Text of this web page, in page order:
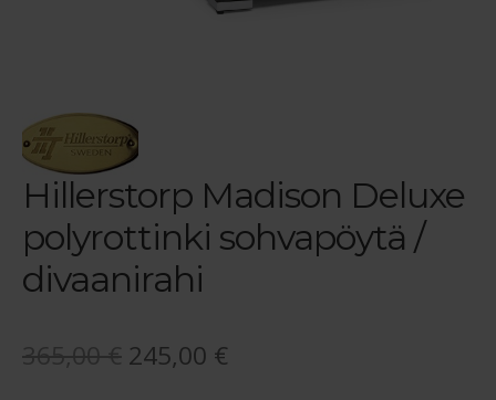
Hillerstorp Madison Deluxe
polyrottinki sohvapöytä /
divaanirahi
365,00€ Alkuperäinen
245,00 €